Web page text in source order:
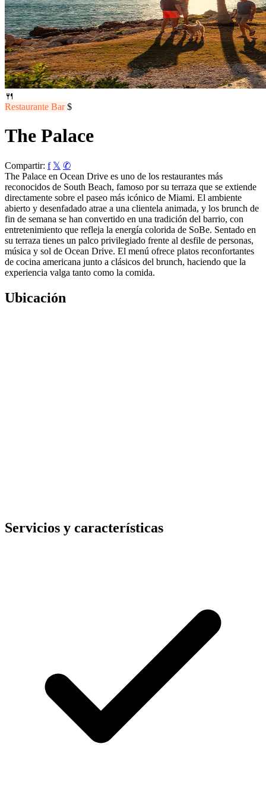
🍴
Restaurante Bar$
The Palace
Compartir: f 𝕏 ✆
The Palace en Ocean Drive es uno de los restaurantes más
reconocidos de South Beach, famoso por su terraza que se extiende
directamente sobre el paseo más icónico de Miami. El ambiente
abierto y desenfadado atrae a una clientela animada, y los brunch de
fin de semana se han convertido en una tradición del barrio, con
entretenimiento que refleja la energía colorida de SoBe. Sentado en
su terraza tienes un palco privilegiado frente al desfile de personas,
música y sol de Ocean Drive. El menú ofrece platos reconfortantes
de cocina americana junto a clásicos del brunch, haciendo que la
experiencia valga tanto como la comida.
Ubicación
Servicios y características